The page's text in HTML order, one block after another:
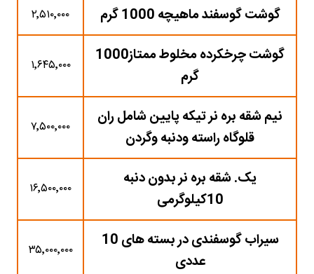
گوشت گوسفند ماهیچه 1000 گرم ۲٬۵۱۰٬۰۰۰
گوشت چرخکرده مخلوط ممتاز1000
گرم
۱٬۶۴۵٬۰۰۰
نیم شقه بره نر تیکه پایین شامل ران
قلوگاه راسته ودنبه وگردن
۷٬۵۰۰٬۰۰۰
یک. شقه بره نر بدون دنبه
10کیلوگرمی
۱۶٬۵۰۰٬۰۰۰
سیراب گوسفندی در بسته های 10
عددی
۳۵٬۰۰۰٬۰۰۰